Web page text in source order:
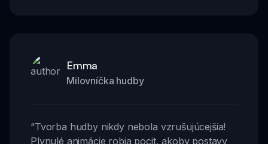
Emma
Milovníčka hudby
“Tvorba hudby nikdy nebola vzrušujúcejšia!
Plynulé animácie robia pocit, akoby postavy